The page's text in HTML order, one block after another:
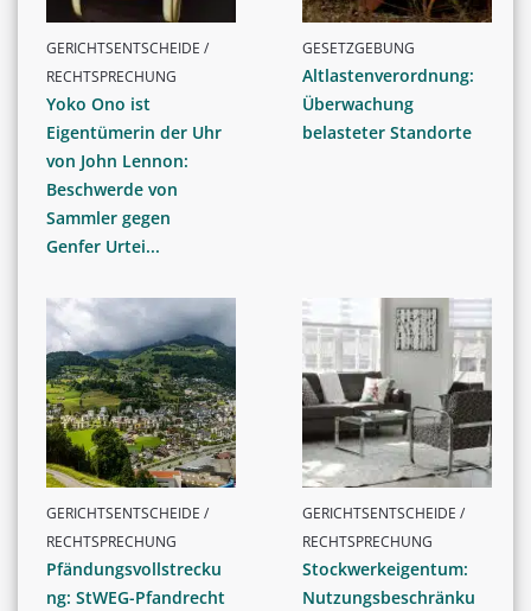
GERICHTSENTSCHEIDE /
RECHTSPRECHUNG
Yoko Ono ist
Eigentümerin der Uhr
von John Lennon:
Beschwerde von
Sammler gegen
Genfer Urtei...
GESETZGEBUNG
Altlastenverordnung:
Überwachung
belasteter Standorte
GERICHTSENTSCHEIDE /
RECHTSPRECHUNG
Pfändungsvollstrecku
ng: StWEG-Pfandrecht
GERICHTSENTSCHEIDE /
RECHTSPRECHUNG
Stockwerkeigentum:
Nutzungsbeschränku